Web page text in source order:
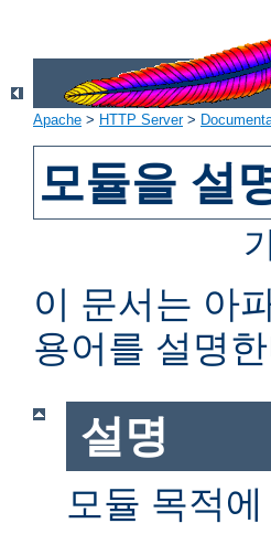
Apache > HTTP Server>
모듈을 설
이 문서는 아
용어를 설명
설명
모듈 목적